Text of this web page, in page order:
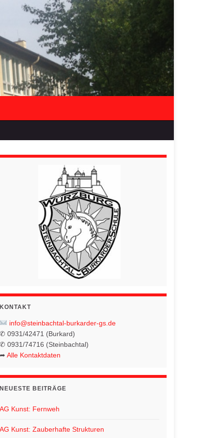
KONTAKT
info@steinbachtal-burkarder-gs.de
✆ 0931/42471 (Burkard)
✆ 0931/74716 (Steinbachtal)
➦ Alle Kontaktdaten
NEUESTE BEITRÄGE
AG Kunst: Fernweh
AG Kunst: Zauberhafte Strukturen